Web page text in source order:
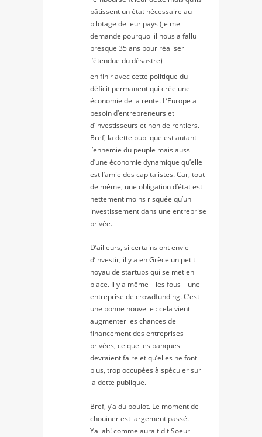
bâtissent un état nécessaire au
pilotage de leur pays (je me
demande pourquoi il nous a fallu
presque 35 ans pour réaliser
l’étendue du désastre)
en finir avec cette politique du
déficit permanent qui crée une
économie de la rente. L’Europe a
besoin d’entrepreneurs et
d’investisseurs et non de rentiers.
Bref, la dette publique est autant
l’ennemie du peuple mais aussi
d’une économie dynamique qu’elle
est l’amie des capitalistes. Car, tout
de même, une obligation d’état est
nettement moins risquée qu’un
investissement dans une entreprise
privée.
D’ailleurs, si certains ont envie
d’investir, il y a en Grèce un petit
noyau de startups qui se met en
place. Il y a même – les fous – une
entreprise de crowdfunding. C’est
une bonne nouvelle : cela vient
augmenter les chances de
financement des entreprises
privées, ce que les banques
devraient faire et qu’elles ne font
plus, trop occupées à spéculer sur
la dette publique.
Bref, y’a du boulot. Le moment de
chouiner est largement passé.
Yallah! comme aurait dit Soeur